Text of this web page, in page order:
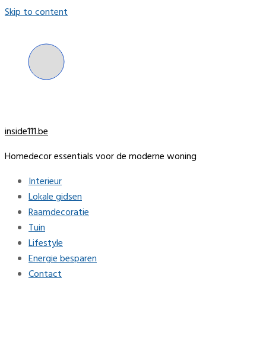
Skip to content
inside111.be
Homedecor essentials voor de moderne woning
Interieur
Lokale gidsen
Raamdecoratie
Tuin
Lifestyle
Energie besparen
Contact